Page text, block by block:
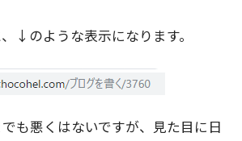
↓のような表示になります。
も悪くはないですが、見た目に日